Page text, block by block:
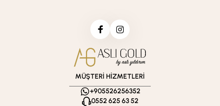
MÜŞTERİ HİZMETLERİ
+905526256352
0552 625 63 52